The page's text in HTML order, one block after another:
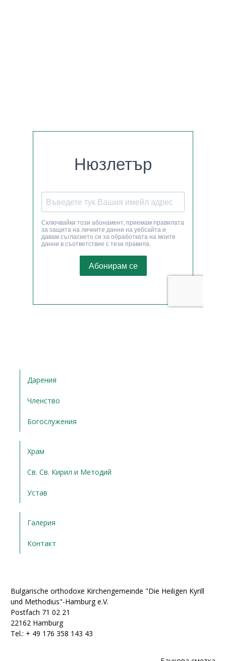
Дарения
Членство
Богослужения
Храм
Св. Св. Кирил и Методий
Устав
Галерия
Контакт
Bulgarische orthodoxe Kirchengemeinde "Die Heiligen Kyrill
und Methodius"-Hamburg e.V.
Postfach 71 02 21
22162 Hamburg
Tel.: + ‭49 176 358 143 43‬